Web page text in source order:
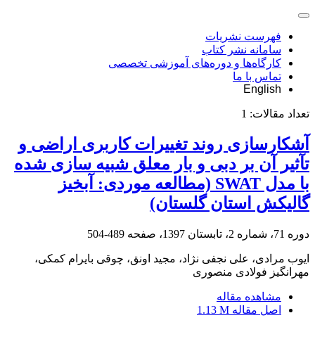
فهرست نشریات
سامانه نشر کتاب
کارگاه‌ها و دوره‌های آموزشی تخصصی
تماس با ما
English
تعداد مقالات: 1
آشکارسازی روند تغییرات کاربری اراضی و
تآثیر آن بر دبی و بار معلق شبیه سازی شده
با مدل SWAT (مطالعه موردی: آبخیز
گالیکش استان گلستان)
دوره 71، شماره 2، تابستان 1397، صفحه 489-504
ایوب مرادی، علی نجفی نژاد، مجید اونق، چوقی بایرام کمکی،
مهرانگیز فولادی منصوری
مشاهده مقاله
اصل مقاله 1.13 M